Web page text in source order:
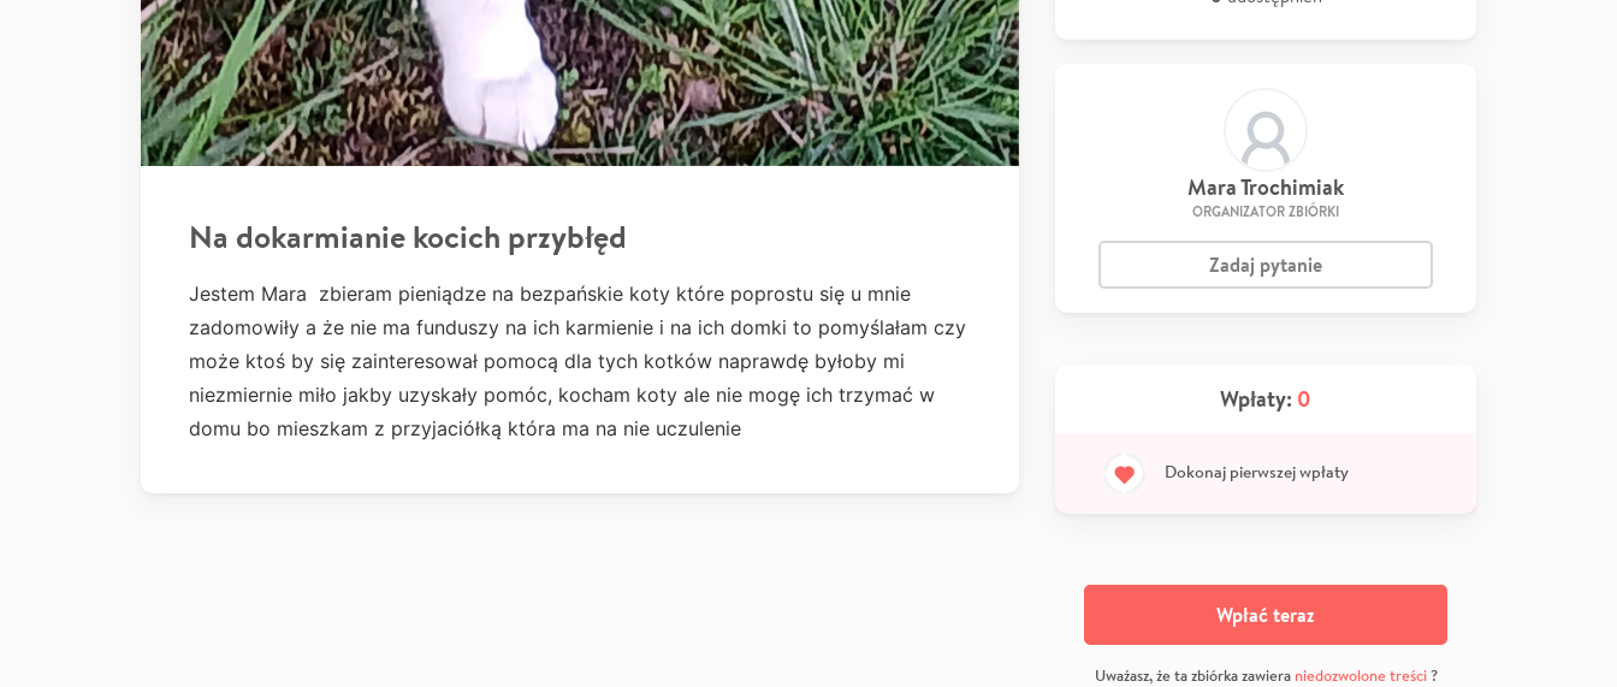
Na dokarmianie kocich przybłęd
Jestem Mara zbieram pieniądze na bezpańskie koty które poprostu się u mnie
zadomowiły a że nie ma funduszy na ich karmienie i na ich domki to pomyślałam czy
może ktoś by się zainteresował pomocą dla tych kotków naprawdę byłoby mi
niezmiernie miło jakby uzyskały pomóc, kocham koty ale nie mogę ich trzymać w
domu bo mieszkam z przyjaciółką która ma na nie uczulenie
Mara Trochimiak
ORGANIZATOR ZBIÓRKI
Zadaj pytanie
Wpłaty: 0
Dokonaj pierwszej wpłaty
Wpłać teraz
Uważasz, że ta zbiórka zawiera niedozwolone treści?